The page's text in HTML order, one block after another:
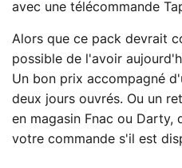
avec une télécommande
Alors que ce pack devrait
possible de l'avoir
Un bon prix accompagné
deux jours ouvrés. Ou un
en magasin Fnac ou Darty,
votre commande s'il est